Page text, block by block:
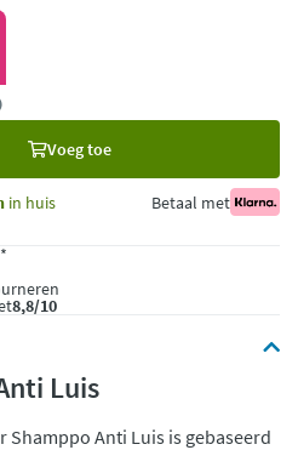
Voeg toe
in huis Betaal met
8,8/10
Luis
Shamppo Anti Luis is gebaseerd